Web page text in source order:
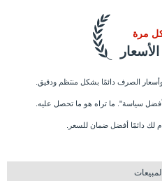
مرة
الصرف دائمًا بشكل منتظم ودقيق.
سياسة". ما تراه هو ما تحصل عليه.
لك دائمًا أفضل ضمان للسعر.